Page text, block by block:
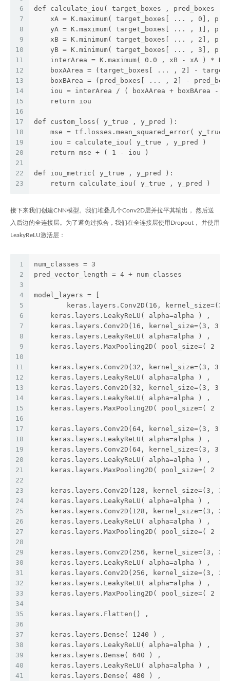
6
7
8
9
10
11
12
13
14
15
16
17
18
19
20
21
22
23
def calculate_iou( target_boxes , pred_boxes ):
xA = K.maximum( target_boxes[ ... , 0],
yA = K.maximum( target_boxes[ ... , 1],
xB = K.minimum( target_boxes[ ... , 2],
yB = K.minimum( target_boxes[ ... , 3],
interArea = K.maximum( 0.0 , xB - xA ) *
boxAArea = (target_boxes[ ... , 2] -
boxBArea = (pred_boxes[ ... , 2] -
iou = interArea / ( boxAArea + boxBArea -
    return iou
def custom_loss( y_true , y_pred ):
mse = tf.losses.mean_squared_error( y_true
    iou = calculate_iou( y_true , y_pred )
    return mse + ( 1 - iou )
def iou_metric( y_true , y_pred ):
    return calculate_iou( y_true , y_pred )
接下来我们创建CNN模型。我们堆叠几个Conv2D层并拉平其输出， 然后送
入后边的全连接层。为了避免过拟合，我们在全连接层使用Dropout， 并使用
LeakyReLU激活层：
1
2
3
4
5
6
7
8
9
10
11
12
13
14
15
16
17
18
19
20
21
22
23
24
25
26
27
28
29
30
31
32
33
34
35
36
37
38
39
40
41
num_classes = 3
pred_vector_length = 4 + num_classes
model_layers = [
keras.layers.Conv2D(16,
    keras.layers.LeakyReLU( alpha=alpha ) ,
keras.layers.Conv2D(16, kernel_size=(3, 3),
    keras.layers.LeakyReLU( alpha=alpha ) ,
keras.layers.MaxPooling2D( pool_size=( 2 ,
keras.layers.Conv2D(32, kernel_size=(3, 3),
    keras.layers.LeakyReLU( alpha=alpha ) ,
keras.layers.Conv2D(32, kernel_size=(3, 3),
    keras.layers.LeakyReLU( alpha=alpha ) ,
keras.layers.MaxPooling2D( pool_size=( 2 ,
keras.layers.Conv2D(64, kernel_size=(3, 3),
    keras.layers.LeakyReLU( alpha=alpha ) ,
keras.layers.Conv2D(64, kernel_size=(3, 3),
    keras.layers.LeakyReLU( alpha=alpha ) ,
keras.layers.MaxPooling2D( pool_size=( 2 ,
keras.layers.Conv2D(128, kernel_size=(3,
    keras.layers.LeakyReLU( alpha=alpha ) ,
keras.layers.Conv2D(128, kernel_size=(3,
    keras.layers.LeakyReLU( alpha=alpha ) ,
keras.layers.MaxPooling2D( pool_size=( 2 ,
keras.layers.Conv2D(256, kernel_size=(3,
    keras.layers.LeakyReLU( alpha=alpha ) ,
keras.layers.Conv2D(256, kernel_size=(3,
    keras.layers.LeakyReLU( alpha=alpha ) ,
keras.layers.MaxPooling2D( pool_size=( 2 ,
    keras.layers.Flatten() ,
    keras.layers.Dense( 1240 ) ,
    keras.layers.LeakyReLU( alpha=alpha ) ,
    keras.layers.Dense( 640 ) ,
    keras.layers.LeakyReLU( alpha=alpha ) ,
    keras.layers.Dense( 480 ) ,